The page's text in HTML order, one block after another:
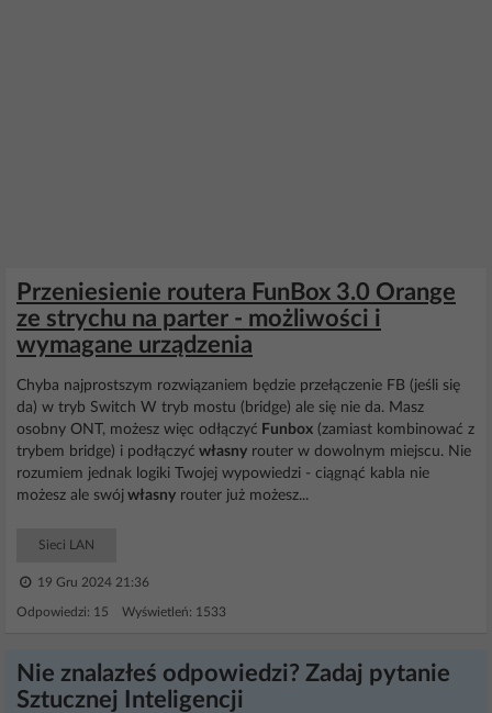
Przeniesienie routera FunBox 3.0 Orange
ze strychu na parter - możliwości i
wymagane urządzenia
Chyba najprostszym rozwiązaniem będzie przełączenie FB (jeśli się
da) w tryb Switch W tryb mostu (bridge) ale się nie da. Masz
osobny ONT, możesz więc odłączyć Funbox (zamiast kombinować z
trybem bridge) i podłączyć własny router w dowolnym miejscu. Nie
rozumiem jednak logiki Twojej wypowiedzi - ciągnąć kabla nie
możesz ale swój własny router już możesz...
Sieci LAN
19 Gru 2024 21:36
Odpowiedzi: 15 Wyświetleń: 1533
Nie znalazłeś odpowiedzi? Zadaj pytanie
Sztucznej Inteligencji